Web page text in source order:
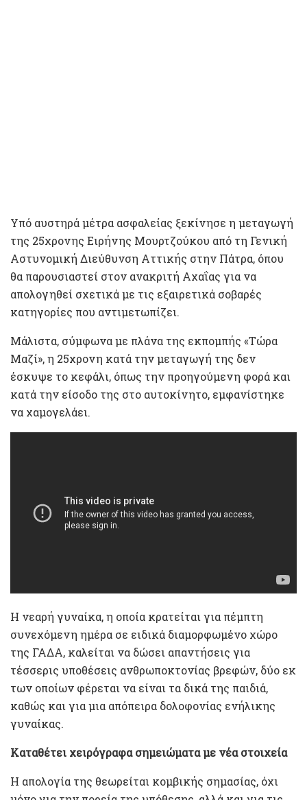
Υπό αυστηρά μέτρα ασφαλείας ξεκίνησε η μεταγωγή
της 25χρονης Ειρήνης Μουρτζούκου από τη Γενική
Αστυνομική Διεύθυνση Αττικής στην Πάτρα, όπου
θα παρουσιαστεί στον ανακριτή Αχαΐας για να
απολογηθεί σχετικά με τις εξαιρετικά σοβαρές
κατηγορίες που αντιμετωπίζει.
Μάλιστα, σύμφωνα με πλάνα της εκπομπής «Τώρα
Μαζί», η 25χρονη κατά την μεταγωγή της δεν
έσκυψε το κεφάλι, όπως την προηγούμενη φορά και
κατά την είσοδο της στο αυτοκίνητο, εμφανίστηκε
να χαμογελάει.
Η νεαρή γυναίκα, η οποία κρατείται για πέμπτη
συνεχόμενη ημέρα σε ειδικά διαμορφωμένο χώρο
της ΓΑΔΑ, καλείται να δώσει απαντήσεις για
τέσσερις υποθέσεις ανθρωποκτονίας βρεφών, δύο εκ
των οποίων φέρεται να είναι τα δικά της παιδιά,
καθώς και για μια απόπειρα δολοφονίας ενήλικης
γυναίκας.
Καταθέτει χειρόγραφα σημειώματα με νέα στοιχεία
Η απολογία της θεωρείται κομβικής σημασίας, όχι